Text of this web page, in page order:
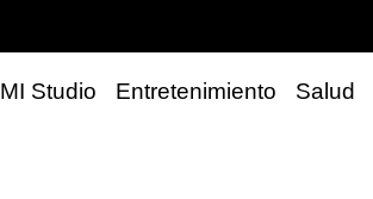
Studio Entretenimiento Salud